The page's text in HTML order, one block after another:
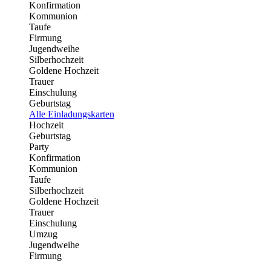
Konfirmation
Kommunion
Taufe
Firmung
Jugendweihe
Silberhochzeit
Goldene Hochzeit
Trauer
Einschulung
Geburtstag
Alle Einladungskarten
Hochzeit
Geburtstag
Party
Konfirmation
Kommunion
Taufe
Silberhochzeit
Goldene Hochzeit
Trauer
Einschulung
Umzug
Jugendweihe
Firmung